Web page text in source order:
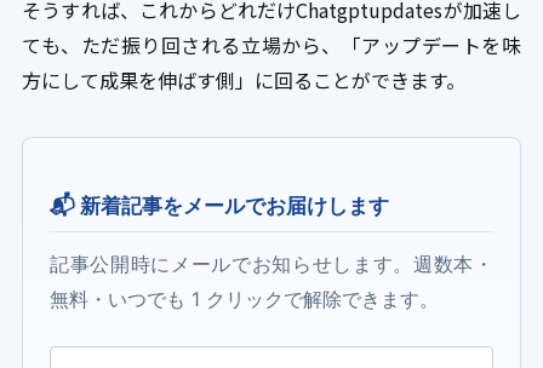
そうすれば、これからどれだけChatgptupdatesが加速し
ても、ただ振り回される立場から、「アップデートを味
方にして成果を伸ばす側」に回ることができます。
📬 新着記事をメールでお届けします
記事公開時にメールでお知らせします。週数本・
無料・いつでも 1 クリックで解除できます。